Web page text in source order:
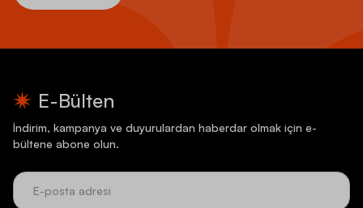
E-Bülten
İndirim, kampanya ve duyurulardan haberdar olmak için e-
bültene abone olun.